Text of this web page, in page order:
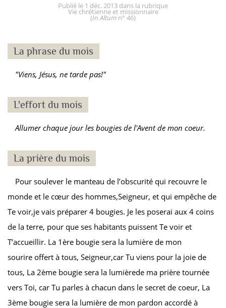
Publié le 1 déc. 2013 dans la rubrique
Vie chrétienne et missionnaire
(In Altum n° 46)
La phrase du mois
"Viens, Jésus, ne tarde pas!"
L'effort du mois
Allumer chaque jour les bougies de l'Avent de mon coeur.
La prière du mois
Pour soulever le manteau de l’obscurité qui recouvre le
monde et le cœur des hommes,Seigneur, et qui empêche de
Te voir,je vais préparer 4 bougies. Je les poserai aux 4 coins
de la terre, pour que ses habitants puissent Te voir et
T’accueillir. La 1ère bougie sera la lumière de mon
sourire offert à tous, Seigneur,car Tu viens pour la joie de
tous, La 2ème bougie sera la lumièrede ma prière tournée
vers Toi, car Tu parles à chacun dans le secret de coeur, La
3ème bougie sera la lumière de mon pardon accordé à